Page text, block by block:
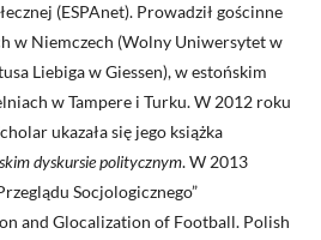
(ESPAnet). Prowadził gościnne
w Niemczech (Wolny Uniwersytet w
Liebiga w Giessen), w estońskim
w Tampere i Turku. W 2012 roku
ukazała się jego książka
dyskursie politycznym. W 2013
Socjologicznego”
and Glocalization of Football. Polish